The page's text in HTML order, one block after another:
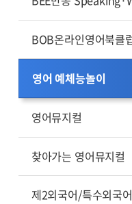
BOB온라인영어북클
영어 예체능놀이
영어뮤지컬
찾아가는 영어뮤지컬
제2외국어/특수외국어